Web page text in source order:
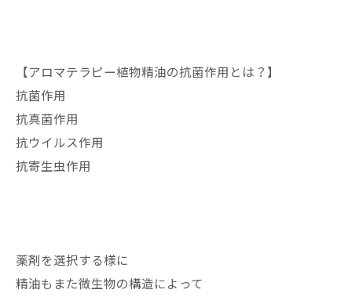
【アロマテラピー植物精油の抗菌作用とは？】
抗菌作用
抗真菌作用
抗ウイルス作用
抗寄生虫作用
薬剤を選択する様に
精油もまた微生物の構造によって